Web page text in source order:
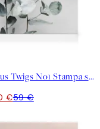
Eucalyptus Twigs No1 Stampa su Tela
€59 €